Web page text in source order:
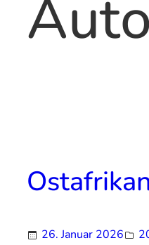
26. Januar 2026